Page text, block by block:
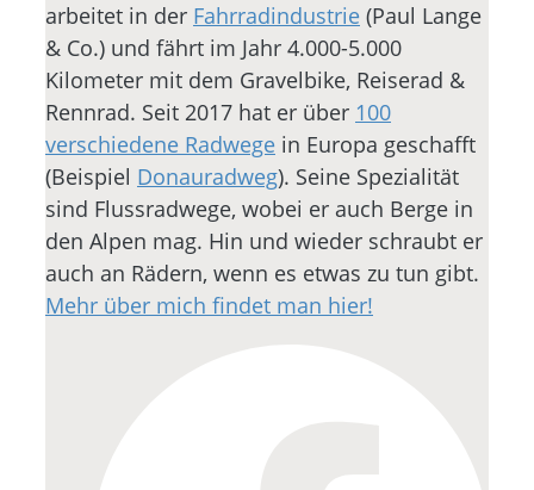
arbeitet in der Fahrradindustrie (Paul Lange
& Co.) und fährt im Jahr 4.000-5.000
Kilometer mit dem Gravelbike, Reiserad &
Rennrad. Seit 2017 hat er über 100
verschiedene Radwege in Europa geschafft
(Beispiel Donauradweg). Seine Spezialität
sind Flussradwege, wobei er auch Berge in
den Alpen mag. Hin und wieder schraubt er
auch an Rädern, wenn es etwas zu tun gibt.
Mehr über mich findet man hier!